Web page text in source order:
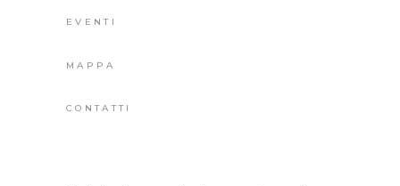
EVENTI
MAPPA
CONTATTI